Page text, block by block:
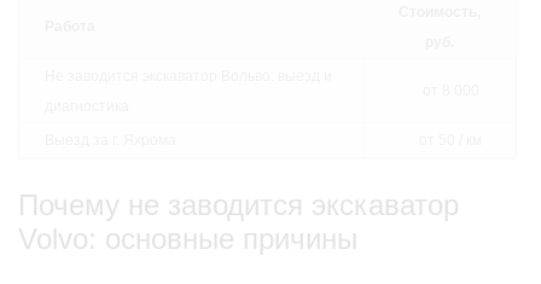
Почему не заводится экскаватор
Volvo: основные причины